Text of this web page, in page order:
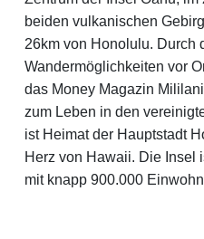
beiden vulkanischen
26km von Honolulu. Durch
Wandermöglichkeiten vor
das Money Magazin
zum Leben in den
ist Heimat der Hauptstadt
Herz von Hawaii. Die Insel
mit knapp 900.000